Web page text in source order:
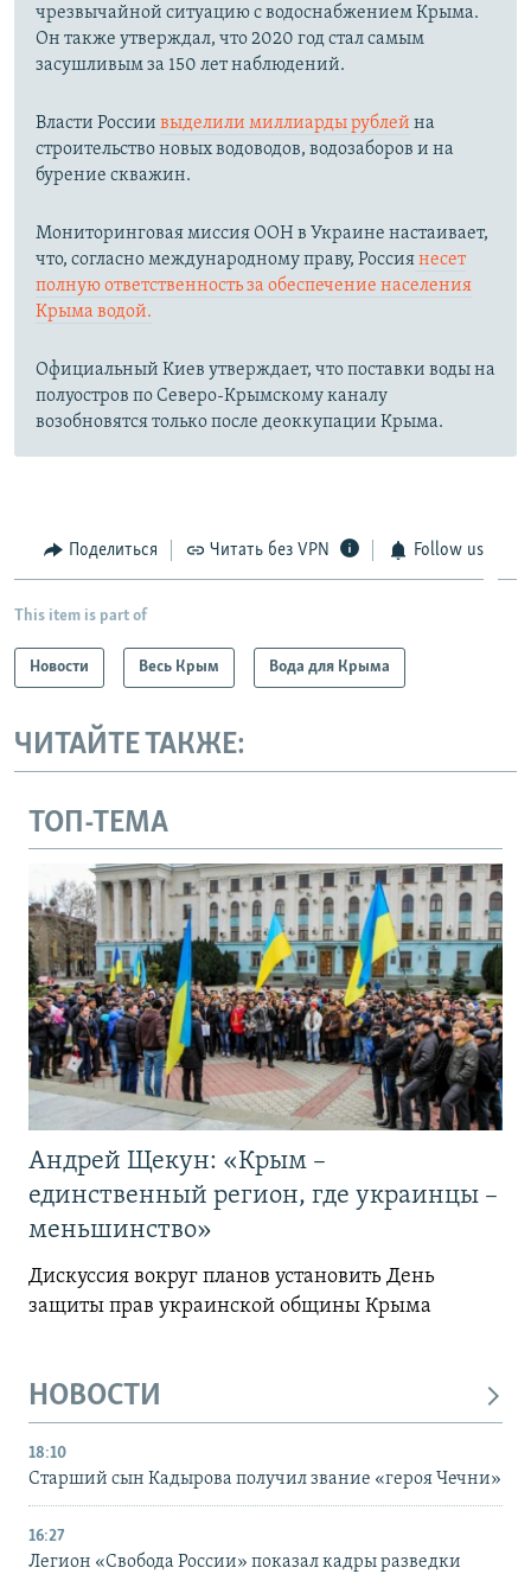
чрезвычайной ситуацию с водоснабжением Крыма.
Он также утверждал, что 2020 год стал самым
засушливым за 150 лет наблюдений.​
Власти России выделили миллиарды рублей на
строительство новых водоводов, водозаборов и на
бурение скважин.
Мониторинговая миссия ООН в Украине настаивает,
что, согласно международному праву, Россиянесет
полную ответственность за обеспечение населения
Крыма водой.
Официальный Киев утверждает, что поставки воды на
полуостров по Северо-Крымскому каналу
возобновятся только после деоккупации Крыма.
Поделиться Читать без VPN Follow us
This item is part of
Новости Весь Крым Вода для Крыма
ЧИТАЙТЕ ТАКЖЕ:
ТОП-ТЕМА
Андрей Щекун: «Крым –
единственный регион, где украинцы –
меньшинство»
Дискуссия вокруг планов установить День
защиты прав украинской общины Крыма
НОВОСТИ
18:10
Старший сын Кадырова получил звание «героя Чечни»
16:27
Легион «Свобода России» показал кадры разведки